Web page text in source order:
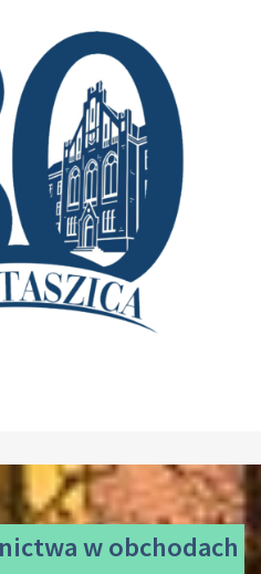
w obchodach